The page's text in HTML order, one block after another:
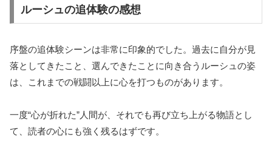
ルーシュの追体験の感想
序盤の追体験シーンは非常に印象的でした。過去に自分が見
落としてきたこと、選んできたことに向き合うルーシュの姿
は、これまでの戦闘以上に心を打つものがあります。
一度“心が折れた”人間が、それでも再び立ち上がる物語とし
て、読者の心にも強く残るはずです。